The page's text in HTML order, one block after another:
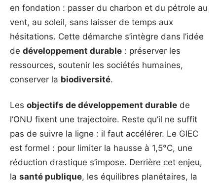
en fondation : passer du charbon et du pétrole au
vent, au soleil, sans laisser de temps aux
hésitations. Cette démarche s’intègre dans l’idée
de développement durable : préserver les
ressources, soutenir les sociétés humaines,
conserver la biodiversité.
Les objectifs de développement durable de
l’ONU fixent une trajectoire. Reste qu’il ne suffit
pas de suivre la ligne : il faut accélérer. Le GIEC
est formel : pour limiter la hausse à 1,5°C, une
réduction drastique s’impose. Derrière cet enjeu,
la santé publique, les équilibres planétaires, la